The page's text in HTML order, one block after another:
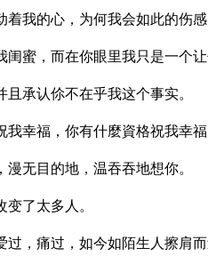
着我的心，为何我会如此的伤感
闺蜜，而在你眼里我只是一个
且承认伱不在乎我这个事实。
我幸福，你有什麼資格祝我幸福
漫无目的地，温吞吞地想你。
了太多人。
过，痛过，如今如陌生人擦肩而